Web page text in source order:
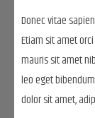
Donec vitae
Etiam sit amet
mauris sit amet
leo eget
dolor sit amet,